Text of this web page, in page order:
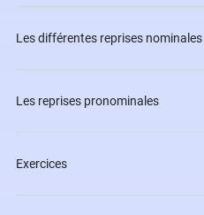
Les différentes reprises nominales
Les reprises pronominales
Exercices